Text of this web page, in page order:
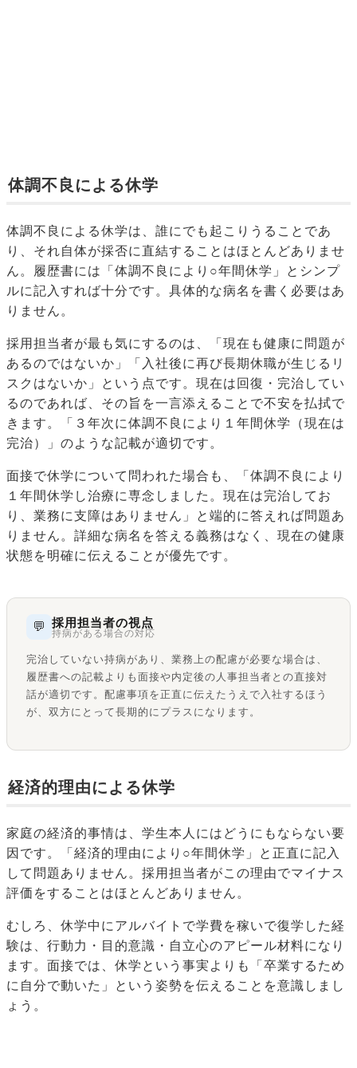
体調不良による休学
体調不良による休学は、誰にでも起こりうることであ
り、それ自体が採否に直結することはほとんどありませ
ん。履歴書には「体調不良により○年間休学」とシンプ
ルに記入すれば十分です。具体的な病名を書く必要はあ
りません。
採用担当者が最も気にするのは、「現在も健康に問題が
あるのではないか」「入社後に再び長期休職が生じるリ
スクはないか」という点です。現在は回復・完治してい
るのであれば、その旨を一言添えることで不安を払拭で
きます。「３年次に体調不良により１年間休学（現在は
完治）」のような記載が適切です。
面接で休学について問われた場合も、「体調不良により
１年間休学し治療に専念しました。現在は完治してお
り、業務に支障はありません」と端的に答えれば問題あ
りません。詳細な病名を答える義務はなく、現在の健康
状態を明確に伝えることが優先です。
💬 採用担当者の視点
持病がある場合の対応
完治していない持病があり、業務上の配慮が必要な場合は、
履歴書への記載よりも面接や内定後の人事担当者との直接対
話が適切です。配慮事項を正直に伝えたうえで入社するほう
が、双方にとって長期的にプラスになります。
経済的理由による休学
家庭の経済的事情は、学生本人にはどうにもならない要
因です。「経済的理由により○年間休学」と正直に記入
して問題ありません。採用担当者がこの理由でマイナス
評価をすることはほとんどありません。
むしろ、休学中にアルバイトで学費を稼いで復学した経
験は、行動力・目的意識・自立心のアピール材料になり
ます。面接では、休学という事実よりも「卒業するため
に自分で動いた」という姿勢を伝えることを意識しまし
ょう。